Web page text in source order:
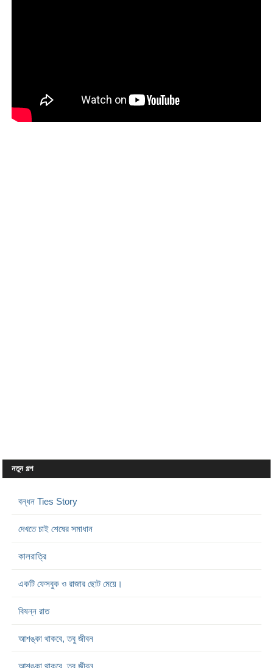
নতুন গল্প
বন্ধন Ties Story
দেখতে চাই শেষের সমাধান
কালরাত্রি
একটি ফেসবুক ও রাজার ছোট মেয়ে।
বিষন্ন রাত
আশঙ্কা থাকবে, তবু জীবন
আশঙ্কা থাকবে, তবু জীবন